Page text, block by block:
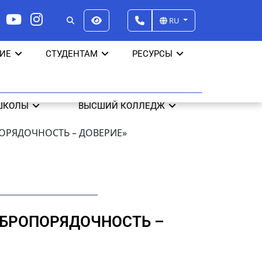
RU
СТУДЕНТАМ РЕСУРСЫ
ВЫСШИЙ КОЛЛЕДЖ
– ДОВЕРИЕ»
–